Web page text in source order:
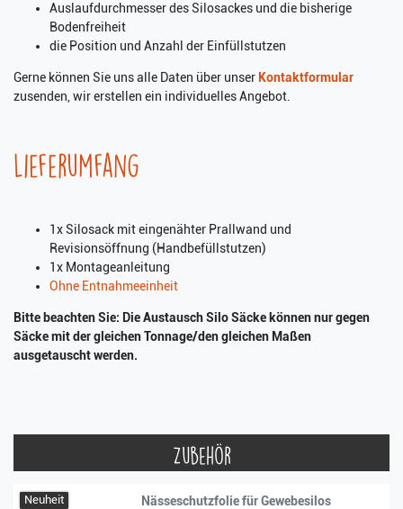
Auslaufdurchmesser des Silosackes und die bisherige
Bodenfreiheit
die Position und Anzahl der Einfüllstutzen
Gerne können Sie uns alle Daten über unser Kontaktformular
zusenden, wir erstellen ein individuelles Angebot.
Lieferumfang
1x Silosack mit eingenähter Prallwand und
Revisionsöffnung (Handbefüllstutzen)
1x Montageanleitung
Ohne Entnahmeeinheit
Bitte beachten Sie: Die Austausch Silo Säcke können nur gegen
Säcke mit der gleichen Tonnage/den gleichen Maßen
ausgetauscht werden.
Zubehör
Neuheit Nässeschutzfolie für Gewebesilos